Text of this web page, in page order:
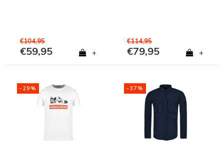
€104,95
€59,95 +
€114,95
€79,95 +
-29% -37%